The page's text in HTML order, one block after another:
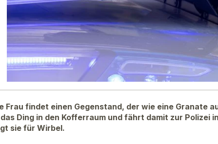
Frau findet einen Gegenstand, der wie eine Granate
Ding in den Kofferraum und fährt damit zur Polizei
sie für Wirbel.